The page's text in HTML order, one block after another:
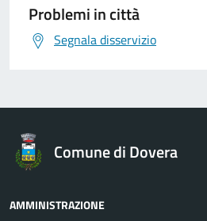
Problemi in città
Segnala disservizio
Comune di Dovera
AMMINISTRAZIONE